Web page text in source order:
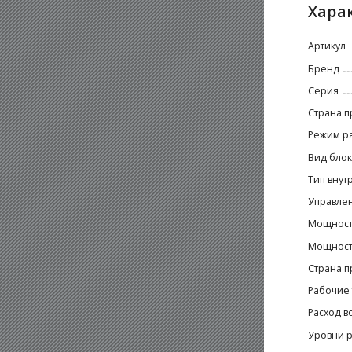
Артикул
Бренд
Серия
Страна
Режим
Вид
Тип
Страна
Рабочие
Расход
Уровни